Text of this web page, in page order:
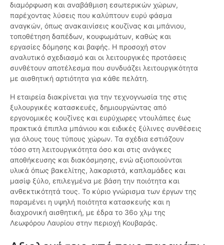
διαμόρφωση και αναβάθμιση εσωτερικών χώρων,
παρέχοντας λύσεις που καλύπτουν ευρύ φάσμα
αναγκών, όπως ανακαινίσεις κουζίνας και μπάνιου,
τοποθέτηση δαπέδων, κουφωμάτων, καθώς και
εργασίες δόμησης και βαφής. Η προσοχή στον
αναλυτικό σχεδιασμό και οι λειτουργικές προτάσεις
συνθέτουν αποτέλεσμα που συνδυάζει λειτουργικότητα
με αισθητική αρτιότητα για κάθε πελάτη.
Η εταιρεία διακρίνεται για την τεχνογνωσία της στις
ξυλουργικές κατασκευές, δημιουργώντας από
εργονομικές κουζίνες και ευρύχωρες ντουλάπες έως
πρακτικά έπιπλα μπάνιου και ειδικές ξύλινες συνθέσεις
για όλους τους τύπους χώρων. Τα σχέδια εστιάζουν
τόσο στη λειτουργικότητα όσο και στις ανάγκες
αποθήκευσης και διακόσμησης, ενώ αξιοποιούνται
υλικά όπως βακελίτης, λακαριστά, καπλαμάδες και
μασίφ ξύλο, επιλεγμένα με βάση την ποιότητα και
ανθεκτικότητά τους. Το κύριο γνώρισμα των έργων της
παραμένει η υψηλή ποιότητα κατασκευής και η
διαχρονική αισθητική, με έδρα το 36ο χλμ της
Λεωφόρου Λαυρίου στην περιοχή Κουβαράς.